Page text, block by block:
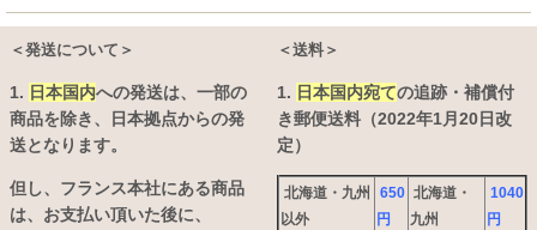
＜発送について＞
1. 日本国内への発送は、 一部の
商品を除き、日本拠点からの発
送となります。
但し、フランス本社にある商品
は、お支払い頂いた後に、
＜送料＞
1. 日本国内宛ての追跡・補償付
き郵便送料（2022年1月20日改
定）
北海道・九州
以外
650
円
北海道・
九州
1040
円